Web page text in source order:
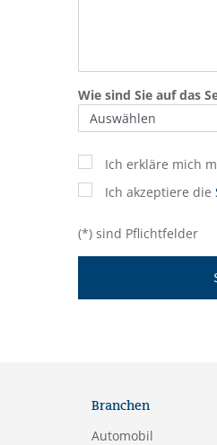
Wie sind Sie auf das
Ich erkläre mich
Ich akzeptiere die
(*) sind Pflichtfelder
Branchen
Automobil